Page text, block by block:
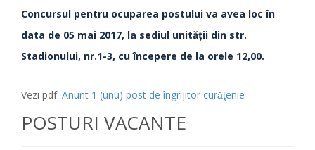
Concursul pentru ocuparea postului va avea loc în
data de 05 mai 2017, la sediul unităţii din str.
Stadionului, nr.1-3, cu începere de la orele 12,00.
Vezi pdf: Anunt 1 (unu) post de îngrijitor curăţenie
POSTURI VACANTE